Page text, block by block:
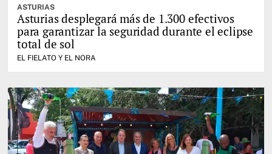
ASTURIAS
Asturias desplegará más de 1.300 efectivos
para garantizar la seguridad durante el eclipse
total de sol
EL FIELATO Y EL NORA